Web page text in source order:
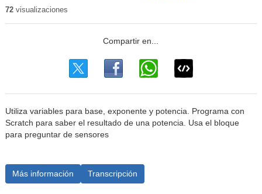
72visualizaciones
Utiliza variables para base, exponente y potencia. Programa con
Scratch para saber el resultado de una potencia. Usa el bloque
para preguntar de sensores
Más información Transcripción